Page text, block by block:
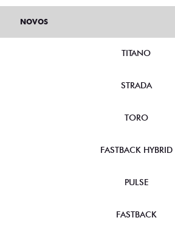
NOVOS
TITANO
STRADA
TORO
FASTBACK HYBRID
PULSE
FASTBACK